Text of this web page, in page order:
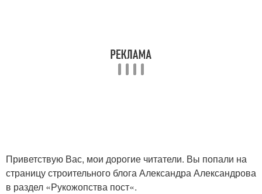
Приветствую Вас, мои дорогие читатели. Вы попали на
страницу строительного блога Александра Александрова
в раздел «Рукожопства пост«.